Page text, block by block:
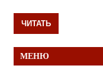
ЧИТАТЬ
МЕНЮ